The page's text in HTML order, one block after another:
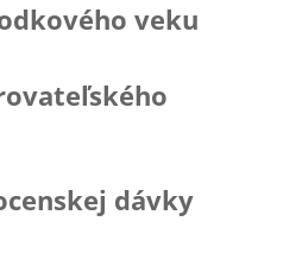
veku
dávky